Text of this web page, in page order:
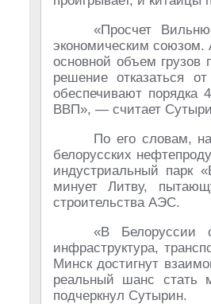
«Просчет
экономическим
основной объем грузов
решение отказаться
обеспечивают порядка
ВВП», — считает
По его словам,
белорусских
индустриальный парк
минует Литву,
строительства АЭС.
«В Белоруссии
инфраструктура,
Минск достигнут
реальный шанс стать
подчеркнул Сутырин.